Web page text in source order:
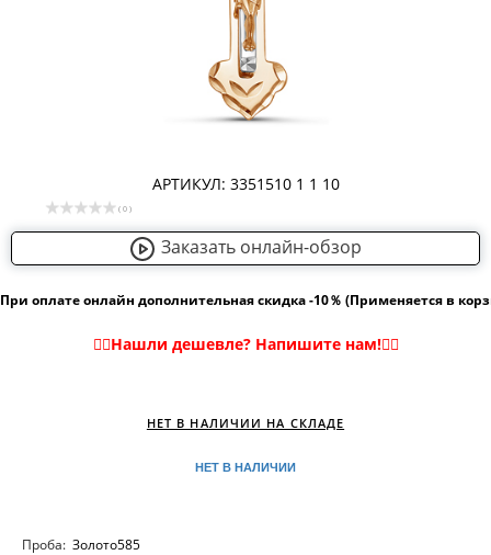
АРТИКУЛ: 3351510 1 1 10
( 0 )
Заказать онлайн-обзор
При оплате онлайн дополнительная скидка -10％ (Применяется в
НЕТ В НАЛИЧИИ
НЕТ В НАЛИЧИИ НА СКЛАДЕ
Проба: Золото585